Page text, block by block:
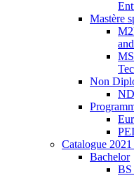
Mastère
Non
Catalogue
Bachelor
BS